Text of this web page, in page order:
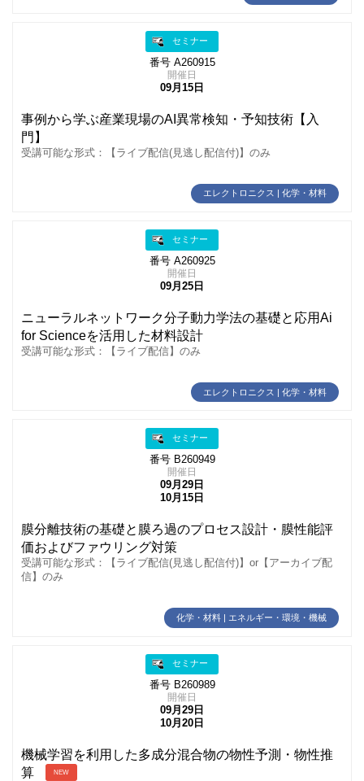
セミナー
番号 A260915
開催日
09月15日
事例から学ぶ産業現場のAI異常検知・予知技術【入
門】
受講可能な形式：【ライブ配信(見逃し配信付)】のみ
エレクトロニクス | 化学・材料
セミナー
番号 A260925
開催日
09月25日
ニューラルネットワーク分子動力学法の基礎と応用Ai
for Scienceを活用した材料設計
受講可能な形式：【ライブ配信】のみ
エレクトロニクス | 化学・材料
セミナー
番号 B260949
開催日
09月29日
10月15日
膜分離技術の基礎と膜ろ過のプロセス設計・膜性能評
価およびファウリング対策
受講可能な形式：【ライブ配信(見逃し配信付)】or【アーカイブ配
信】のみ
化学・材料 | エネルギー・環境・機械
セミナー
番号 B260989
開催日
09月29日
10月20日
機械学習を利用した多成分混合物の物性予測・物性推
算
NEW